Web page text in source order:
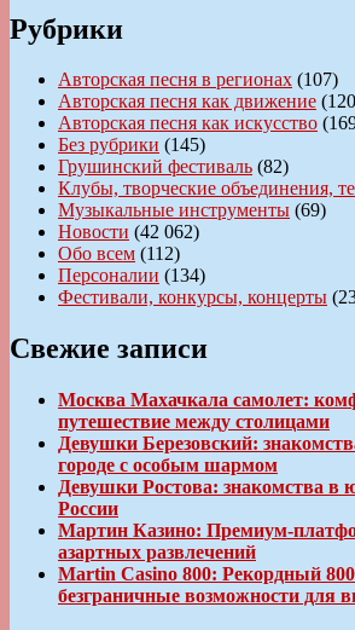
Рубрики
Авторская песня в регионах (107)
Авторская песня как движение
Авторская песня как искусство
Без рубрики (145)
Грушинский фестиваль (82)
Клубы, творческие объединения,
Музыкальные инструменты (69)
Новости (42 062)
Обо всем (112)
Персоналии (134)
Фестивали, конкурсы, концерты
Свежие записи
Москва Махачкала самолет:
путешествие между столицами
Девушки Березовский:
городе с особым шармом
Девушки Ростова: знакомства в
России
Мартин Казино: Премиум-
азартных развлечений
Martin Casino 800: Рекордный
безграничные возможности для